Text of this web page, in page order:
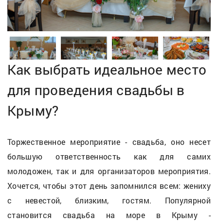
Как выбрать идеальное место
для проведения свадьбы в
Крыму?
Торжественное мероприятие - свадьба, оно несет
большую ответственность как для самих
молодожен, так и для организаторов мероприятия.
Хочется, чтобы этот день запомнился всем: жениху
с невестой, близким, гостям. Популярной
становится свадьба на море в Крыму -